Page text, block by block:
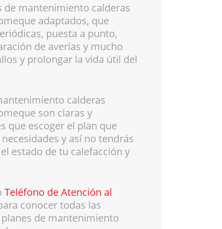
mantenimiento calderas
adaptados, que
puesta a punto,
de averías y mucho
y prolongar la vida útil del
calderas
son claras y
que escoger el plan que
y así no tendrás
estado de tu calefacción y
Teléfono de Atención al
conocer todas las
de mantenimiento